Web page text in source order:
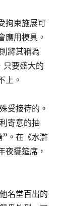
拘束施展可
應用模具。
將其稱為
要盛大的
上。
受接待的。
寄意的抽
”。在《水滸
夜擺筵席，
名堂百出的